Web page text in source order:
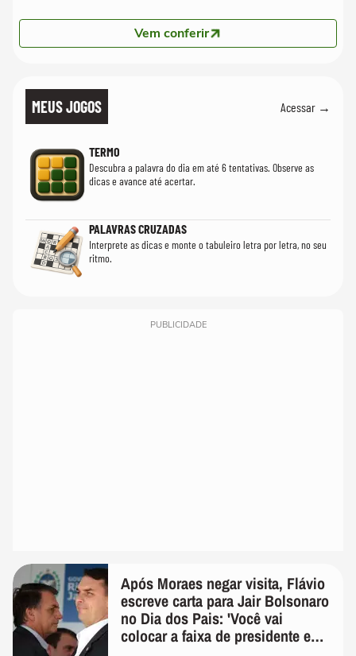
Vem conferir
MEUS JOGOS Acessar →
TERMO
Descubra a palavra do dia em até 6 tentativas. Observe as
dicas e avance até acertar.
PALAVRAS CRUZADAS
Interprete as dicas e monte o tabuleiro letra por letra, no seu
ritmo.
PUBLICIDADE
Após Moraes negar visita, Flávio
escreve carta para Jair Bolsonaro
no Dia dos Pais: 'Você vai
colocar a faixa de presidente em